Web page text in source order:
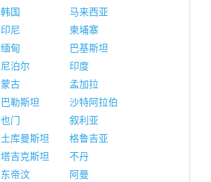
韩国
马来西亚
印尼
柬埔寨
缅甸
巴基斯坦
尼泊尔
印度
蒙古
孟加拉
巴勒斯坦
沙特阿拉伯
也门
叙利亚
土库曼斯坦
格鲁吉亚
塔吉克斯坦
不丹
东帝汶
阿曼